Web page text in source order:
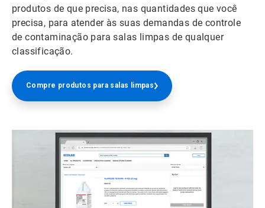
produtos de que precisa, nas quantidades que você
precisa, para atender às suas demandas de controle
de contaminação para salas limpas de qualquer
classificação.
Compre produtos para salas limpas